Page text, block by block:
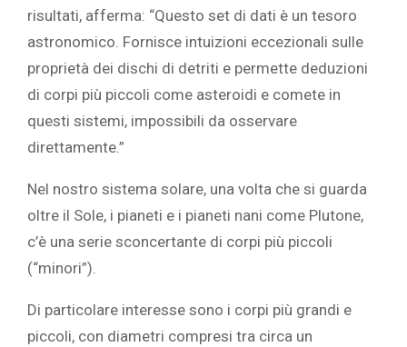
risultati, afferma: “Questo set di dati è un tesoro
astronomico. Fornisce intuizioni eccezionali sulle
proprietà dei dischi di detriti e permette deduzioni
di corpi più piccoli come asteroidi e comete in
questi sistemi, impossibili da osservare
direttamente.”
Nel nostro sistema solare, una volta che si guarda
oltre il Sole, i pianeti e i pianeti nani come Plutone,
c’è una serie sconcertante di corpi più piccoli
(“minori”).
Di particolare interesse sono i corpi più grandi e
piccoli, con diametri compresi tra circa un